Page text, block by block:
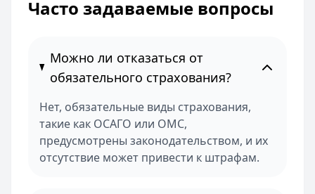
Часто задаваемые вопросы
Можно ли отказаться от
обязательного страхования?
Нет, обязательные виды страхования,
такие как ОСАГО или ОМС,
предусмотрены законодательством, и их
отсутствие может привести к штрафам.